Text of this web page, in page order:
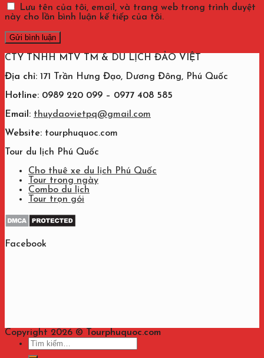
Lưu tên của tôi, email, và trang web trong trình duyệt
này cho lần bình luận kế tiếp của tôi.
CTY TNHH MTV TM & DU LỊCH ĐẢO VIỆT
Địa chỉ: 171 Trần Hưng Đạo, Dương Đông, Phú Quốc
Hotline: 0989 220 099 – 0977 408 585
Email: thuydaovietpq@gmail.com
Website: tourphuquoc.com
Tour du lịch Phú Quốc
Cho thuê xe du lịch Phú Quốc
Tour trong ngày
Combo du lịch
Tour trọn gói
Facebook
Copyright 2026 © Tourphuquoc.com
Tìm
kiếm: